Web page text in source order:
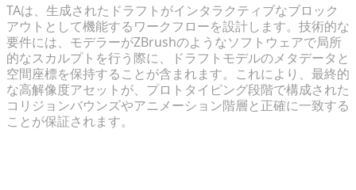
TAは、生成されたドラフトがインタラクティブなブロック
アウトとして機能するワークフローを設計します。技術的な
要件には、モデラーがZBrushのようなソフトウェアで局所
的なスカルプトを行う際に、ドラフトモデルのメタデータと
空間座標を保持することが含まれます。これにより、最終的
な高解像度アセットが、プロトタイピング段階で構成された
コリジョンバウンズやアニメーション階層と正確に一致する
ことが保証されます。